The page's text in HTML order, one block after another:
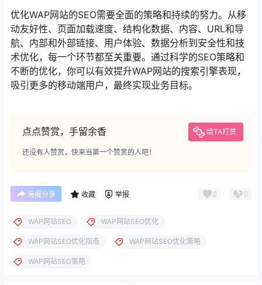
优化WAP网站的SEO需要全面的策略和持续的努力。从移
动友好性、页面加载速度、结构化数据、内容、URL和导
航、内部和外部链接、用户体验、数据分析到安全性和技
术优化，每一个环节都至关重要。通过科学的SEO策略和
不断的优化，你可以有效提升WAP网站的搜索引擎表现，
吸引更多的移动端用户，最终实现业务目标。
点点赞赏，手留余香 给TA打赏
还没有人赞赏，快来当第一个赞赏的人吧！
海报分享 收藏 举报 0 0
WAP网站SEO WAP网站SEO优化
WAP网站SEO优化指南 WAP网站SEO优化策略
WAP网站SEO策略